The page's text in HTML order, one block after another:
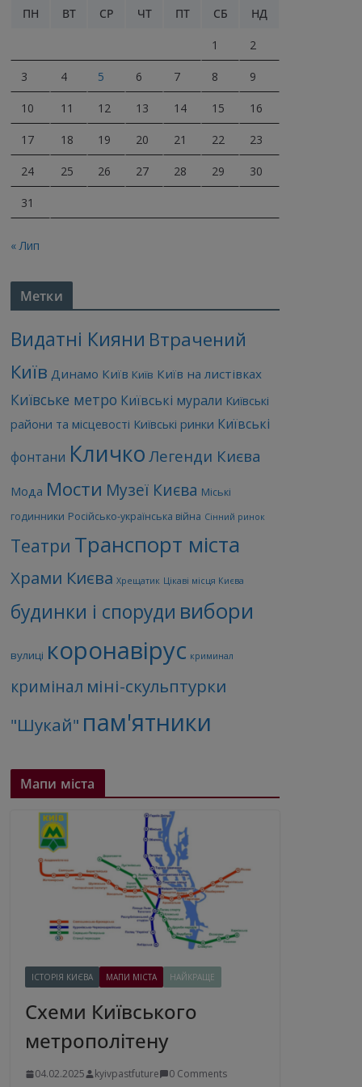
ПН ВТ СР ЧТ ПТ СБ НД
1 2
3 4 5 6 7 8 9
10 11 12 13 14 15 16
17 18 19 20 21 22 23
24 25 26 27 28 29 30
31
« Лип
Метки
Видатні Кияни Втрачений
Київ Динамо Київ Київ Київ на листівках
Київське метро Київські мурали Київські
райони та місцевості Київські ринки Київські
фонтани Кличко Легенди Києва
Мода Мости Музеї Києва Міські
годинники Російсько-українська війна Сінний ринок
Театри Транспорт міста
Храми Києва Хрещатик Цікаві місця Києва
будинки і споруди вибори
вулиці коронавірус криминал
кримінал міні-скульптурки
"Шукай" пам'ятники
Мапи міста
ІСТОРІЯ КИЄВА МАПИ МІСТА НАЙКРАЩЕ
Схеми Київського
метрополітену
04.02.2025 kyivpastfuture 0 Comments